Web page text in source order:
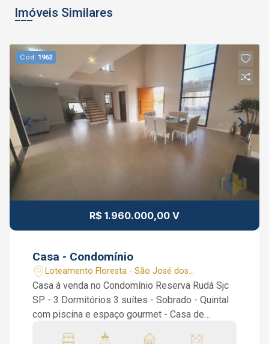
Imóveis Similares
Cód. 1962
R$ 1.960.000,00 V
Casa - Condomínio
Loteamento Floresta - São José dos
Campos/SP
Casa á venda no Condomínio Reserva Rudá Sjc
SP - 3 Dormitórios 3 suítes - Sobrado - Quintal
com piscina e espaço gourmet - Casa de